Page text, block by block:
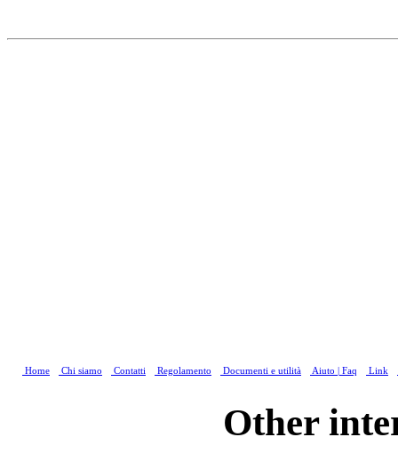
Home Chi siamo Contatti Regolamento Documenti e utilità Aiuto | Faq Link
Other